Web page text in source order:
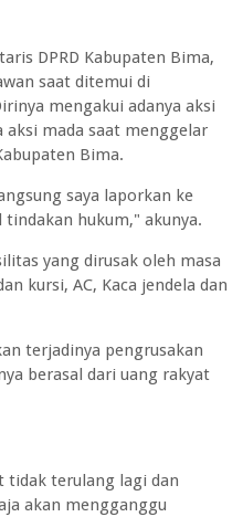
DPRD Kabupaten Bima,
saat ditemui di
mengakui adanya aksi
aksi mada saat menggelar
Bima.
saya laporkan ke
hukum," akunya.
yang dirusak oleh masa
kursi, AC, Kaca jendela dan
terjadinya pengrusakan
berasal dari uang rakyat
tidak terulang lagi dan
akan mengganggu